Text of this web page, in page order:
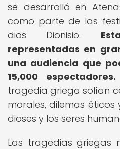
se desarrolló en
como parte de las
dios Dionisio.
representadas en
una audiencia que
15,000 espectadores.
tragedia griega solían
morales, dilemas éticos
dioses y los seres
Las tragedias griegas